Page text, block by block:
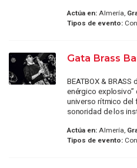
Actúa en:Almería,
Tipos de evento:
Gata Brass
BEATBOX &
enérgico explosivo”
universo rítmico del
sonoridad de los
Actúa en:Almería,
Tipos de evento: